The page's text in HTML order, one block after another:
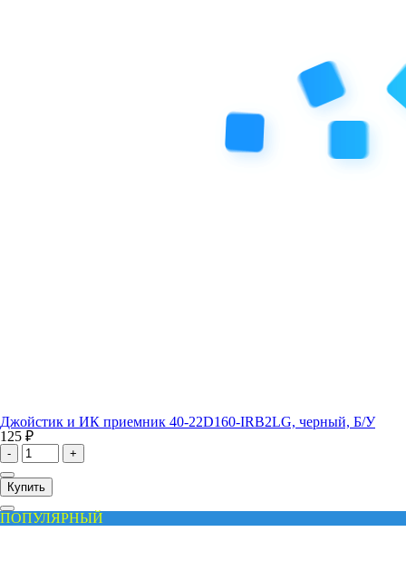
Джойстик и ИК приемник 40-22D160-IRB2LG, черный, Б/У
125 ₽
- +
Купить
ПОПУЛЯРНЫЙ